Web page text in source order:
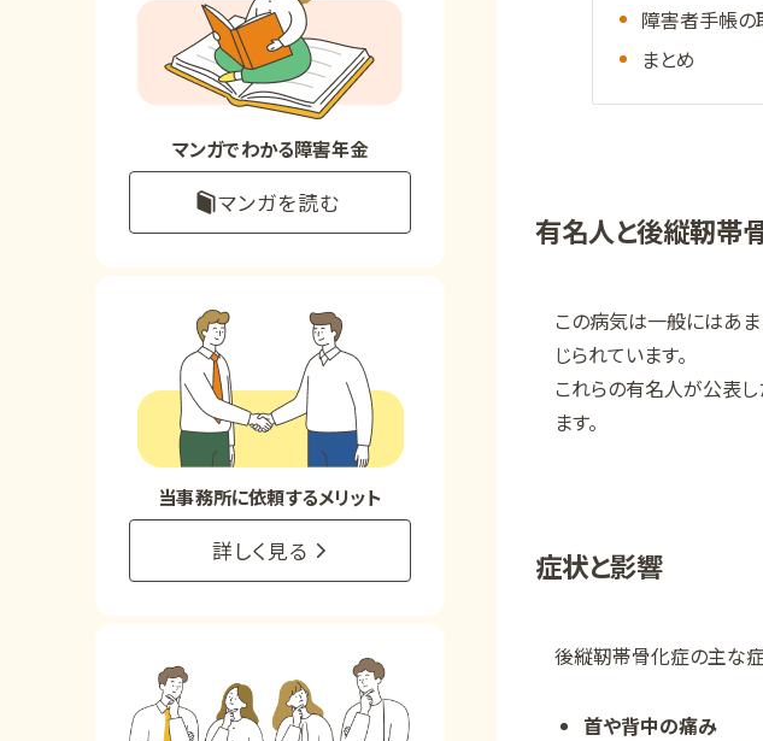
事務所について
お客様からの感謝のお手紙
で受給相談をする
メリット
障害者手帳の
まとめ
有名人と後縦靭帯
この病気は一般にはあ
じられています。
これらの有名人が公表
ます。
症状と影響
後縦靭帯骨化症の主な
首や背中の痛み
マンガでわかる障害年金
マンガを読む
当事務所に依頼するメリット
詳しく見る